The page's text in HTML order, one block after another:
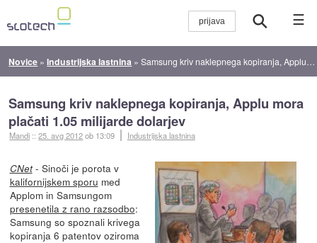
☰
Novice »Industrijska lastnina »Samsung kriv naklepnega kopiranja, Applu mora plačati 1.05 milijarde dolarjev
Samsung kriv naklepnega kopiranja, Applu mora
plačati 1.05 milijarde dolarjev
Mandi ::25. avg 2012ob 13:09 Industrijska lastnina
CNet- Sinoči je porota v
kalifornijskem sporu med
Applom in Samsungom
presenetila z rano razsodbo:
Samsung so spoznali krivega
kopiranja 6 patentov oziroma